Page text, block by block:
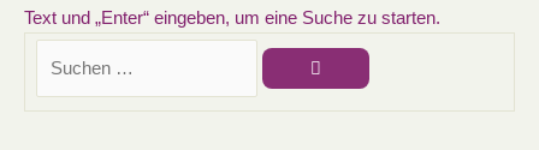
Text und „Enter“ eingeben, um eine Suche zu starten.